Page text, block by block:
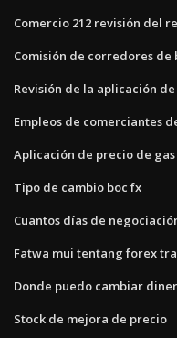
Comercio 212 revisión del
Comisión de corredores de
Revisión de la aplicación
Empleos de comerciantes
Aplicación de precio de
Tipo de cambio boc fx
Cuantos días de
Fatwa mui tentang forex
Donde puedo cambiar
Stock de mejora de precio